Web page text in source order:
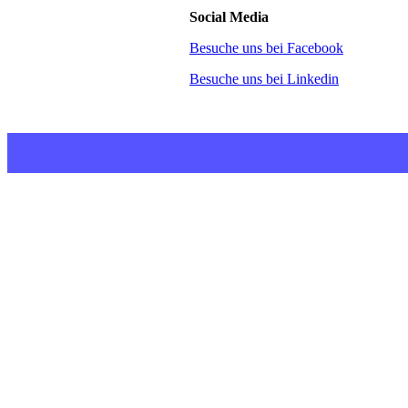
Social Media
Besuche uns bei Facebook
Besuche uns bei Linkedin